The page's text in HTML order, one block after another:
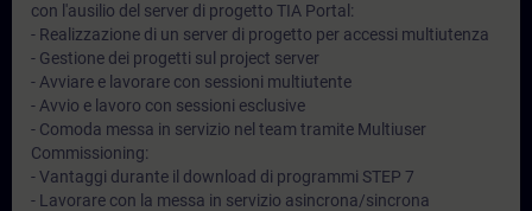
con l'ausilio del server di progetto TIA Portal:
- Realizzazione di un server di progetto per accessi multiutenza
- Gestione dei progetti sul project server
- Avviare e lavorare con sessioni multiutente
- Avvio e lavoro con sessioni esclusive
- Comoda messa in servizio nel team tramite Multiuser
Commissioning:
- Vantaggi durante il download di programmi STEP 7
- Lavorare con la messa in servizio asincrona/sincrona